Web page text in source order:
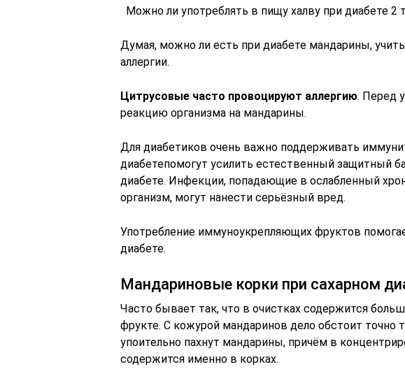
Можно ли употреблять в пищу халву при диабете 2
Думая, можно ли есть при диабете мандарины,
аллергии.
Цитрусовые часто провоцируют аллергию. Перед
реакцию организма на мандарины.
Для диабетиков очень важно поддерживать
диабетепомогут усилить естественный защитный
диабете. Инфекции, попадающие в ослабленный
организм, могут нанести серьёзный вред.
Употребление иммуноукрепляющих фруктов
диабете.
Мандариновые корки при сахарном
Часто бывает так, что в очистках содержится
фрукте. С кожурой мандаринов дело обстоит точно
упоительно пахнут мандарины, причём в
содержится именно в корках.